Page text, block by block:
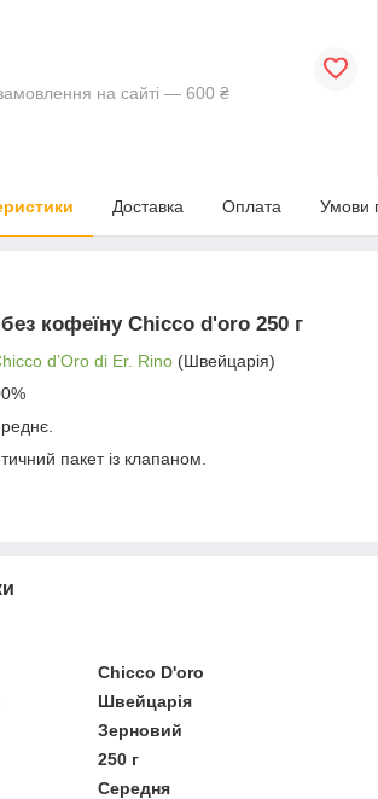
на сайті — 600 ₴
Доставка Оплата Умови
кофеїну Chicco d'oro 250 г
d’Oro di Er. Rino (Швейцарія)
пакет із клапаном.
Chicco D'oro
Швейцарія
Зерновий
250 г
Середня